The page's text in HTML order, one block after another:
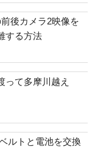
後カメラ2映像を
する方法
って多摩川越え
ルトと電池を交換